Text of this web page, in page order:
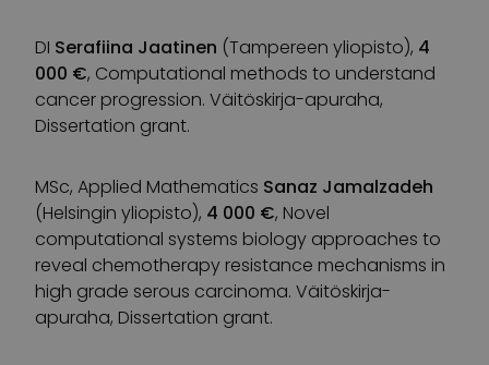
DI Serafiina Jaatinen (Tampereen yliopisto), 4
000 €, Computational methods to understand
cancer progression. Väitöskirja-apuraha,
Dissertation grant.
MSc, Applied Mathematics Sanaz Jamalzadeh
(Helsingin yliopisto), 4 000 €, Novel
computational systems biology approaches to
reveal chemotherapy resistance mechanisms in
high grade serous carcinoma. Väitöskirja-
apuraha, Dissertation grant.